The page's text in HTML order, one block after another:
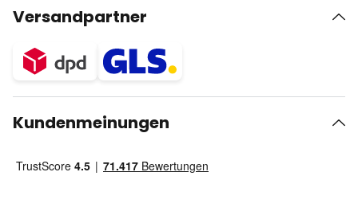
Versandpartner
Kundenmeinungen